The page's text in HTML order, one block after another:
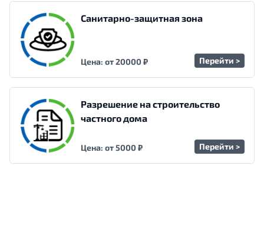
Санитарно-защитная зона
Цена: от 20000 ₽ Перейти >
Разрешение на строительство
частного дома
Цена: от 5000 ₽ Перейти >